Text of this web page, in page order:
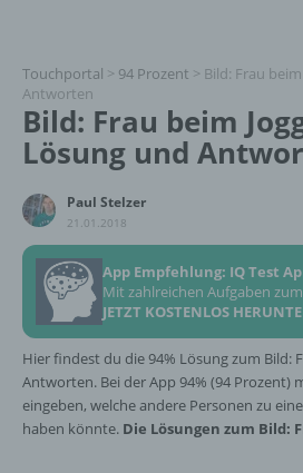
Touchportal > 94 Prozent > Bild: Frau
Antworten
Bild: Frau beim
Lösung und
Paul Stelzer
21.01.2018
App Empfehlung: IQ Test
Mit zahlreichen Aufgaben
JETZT KOSTENLOS
Hier findest du die 94% Lösung zum Bild:
Antworten. Bei der App 94% (94 Prozent)
eingeben, welche andere Personen zu
haben könnte. Die Lösungen zum Bild: